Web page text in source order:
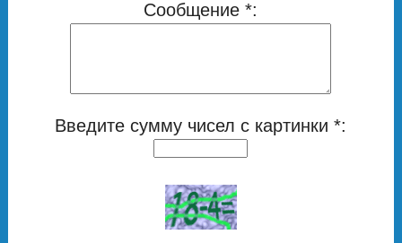
Сообщение *:
Введите сумму чисел с картинки *: